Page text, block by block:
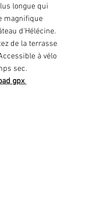
longue qui
magnifique
d'Hélécine.
de la terrasse
à vélo
sec.
gpx